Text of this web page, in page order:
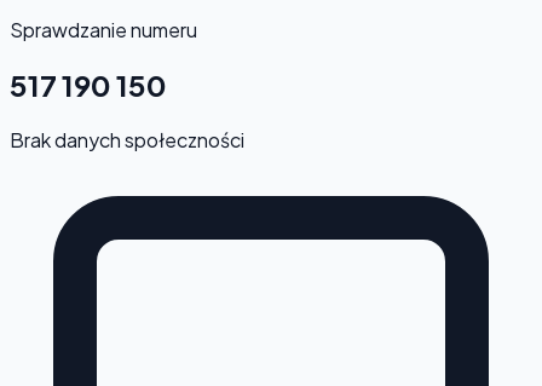
Sprawdzanie numeru
517 190 150
Brak danych społeczności